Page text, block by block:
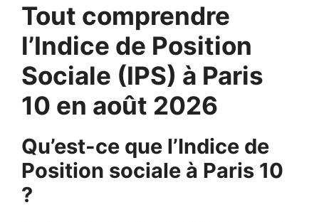
Tout comprendre
l’Indice de Position
Sociale (IPS) à Paris
10 en août 2026
Qu’est-ce que l’Indice de
Position sociale à Paris 10
?